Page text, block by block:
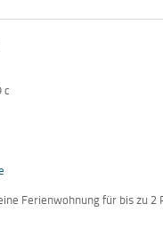
c
Ferienwohnung für bis zu